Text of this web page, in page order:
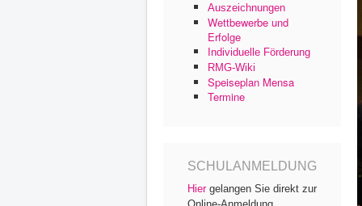
Auszeichnungen
Wettbewerbe und
Erfolge
Individuelle Förderung
RMG-Wiki
Speiseplan Mensa
Termine
SCHULANMELDUNG
Hiergelangen Sie direkt zur